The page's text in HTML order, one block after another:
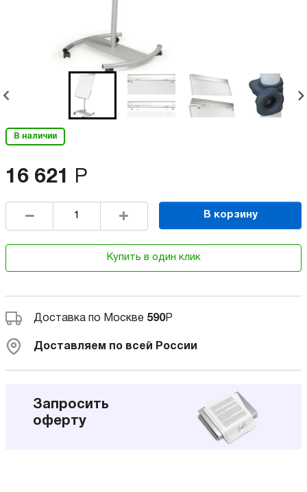
В наличии
16 621 Р
В корзину
Купить в один клик
Доставка по Москве 590Р
Доставляем по всей России
Запросить
оферту